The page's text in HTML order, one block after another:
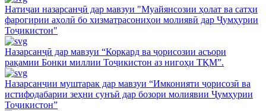
Натиҷаи назарсанҷӣ дар мавзуи "Муайянсозии ҳолат ва сатҳи
фарогирии аҳолӣ бо хизматрасониҳои молиявӣ дар Ҷумҳурии
Тоҷикистон"
Назарсанҷӣ дар мавзуи “Коркард ва ҷорисозии асъори
рақамии Бонки миллии Тоҷикистон аз нигоҳи ТҚМ”.
Назарсанҷии муштарак дар мавзуи “Имконияти ҷорисозӣ ва
истифодабарии зеҳни сунъӣ дар бозори молиявии Ҷумҳурии
Тоҷикистон”